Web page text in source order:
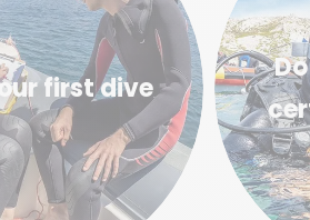
first dive